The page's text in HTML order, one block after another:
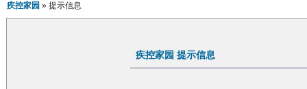
疾控家园 » 提示信息
疾控家园 提示信息